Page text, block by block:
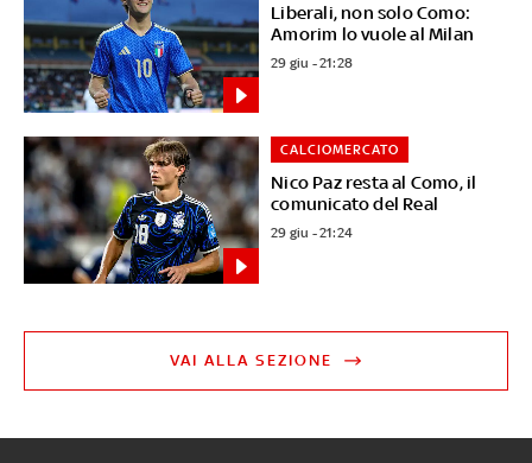
Liberali, non solo Como:
Amorim lo vuole al Milan
29 giu - 21:28
Nico Paz resta al Como, il
comunicato del Real
CALCIOMERCATO
29 giu - 21:24
VAI ALLA SEZIONE